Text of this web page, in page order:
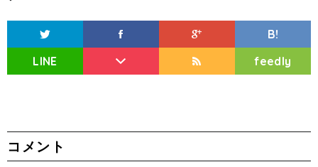
B!
LINE
feedly
コメント